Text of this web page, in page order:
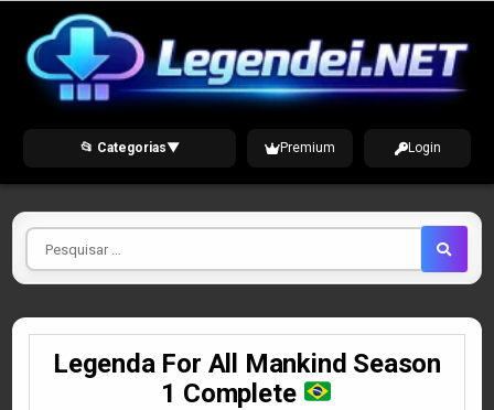
content
📂 Categorias▼ Premium Login
Pesquisar
por
Legenda For All Mankind Season
1 Complete